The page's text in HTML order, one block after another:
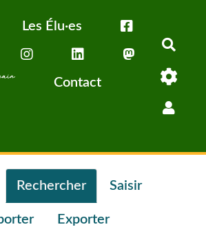
principal
Les Élu·es
Contact
Rechercher Saisir
Exporter